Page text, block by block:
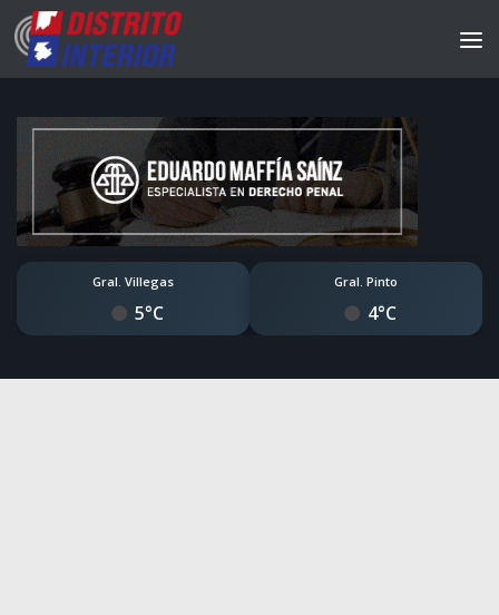
Gral. Villegas
5°C
Gral. Pinto
4°C